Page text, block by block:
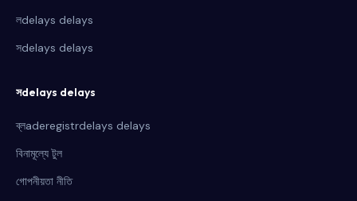
লdelays delays
সdelays delays
সdelays delays
ব্লaderegistrdelays delays
বিনামূল্যে টুল
গোপনীয়তা নীতি